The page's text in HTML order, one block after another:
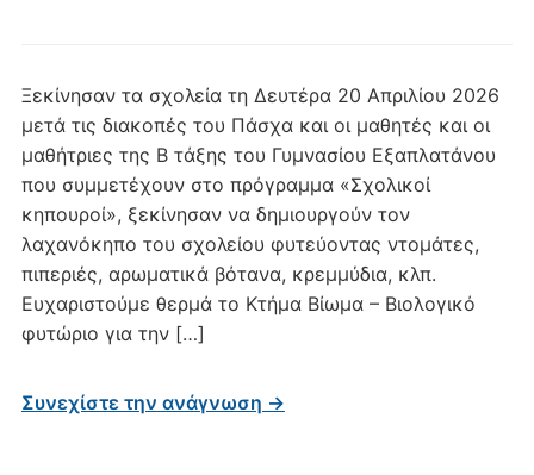
Ξεκίνησαν τα σχολεία τη Δευτέρα 20 Απριλίου 2026
μετά τις διακοπές του Πάσχα και οι μαθητές και οι
μαθήτριες της Β τάξης του Γυμνασίου Εξαπλατάνου
που συμμετέχουν στο πρόγραμμα «Σχολικοί
κηπουροί», ξεκίνησαν να δημιουργούν τον
λαχανόκηπο του σχολείου φυτεύοντας ντομάτες,
πιπεριές, αρωματικά βότανα, κρεμμύδια, κλπ.
Ευχαριστούμε θερμά το Κτήμα Βίωμα – Βιολογικό
φυτώριο για την […]
Συνεχίστε την ανάγνωση →